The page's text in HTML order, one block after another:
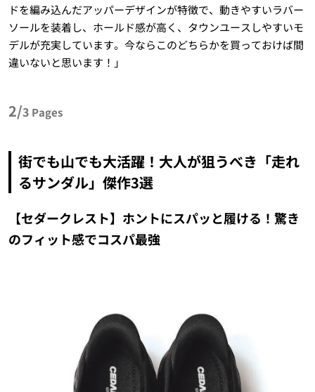
ドを編み込んだアッパーデザインが特徴で、動きやすいラバー
ソールを装着し、ホールド感が高く、タウンユースしやすいモ
デルが充実しています。今ならこのどちらかを買っておけば間
違いないと思います！」
2/3 Pages
街でも山でも大活躍！大人が狙うべき「走れ
るサンダル」傑作3選
【セダークレスト】ホントにスパッと履ける！驚き
のフィット感でコスパ最強